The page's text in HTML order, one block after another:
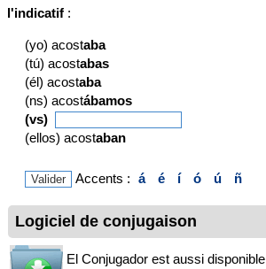
l'indicatif :
(yo) acostaba
(tú) acostabas
(él) acostaba
(ns) acostábamos
(vs)
(ellos) acostaban
Accents : á é í ó ú ñ
Logiciel de conjugaison
El Conjugador est aussi